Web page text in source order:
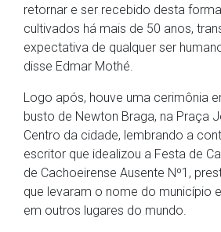
retornar e ser recebido desta
cultivados há mais de 50 anos,
expectativa de qualquer ser
disse Edmar Mothé.
Logo após, houve uma cerimônia
busto de Newton Braga, na Praça
Centro da cidade, lembrando a
escritor que idealizou a Festa de
de Cachoeirense Ausente Nº1,
que levaram o nome do município
em outros lugares do mundo.